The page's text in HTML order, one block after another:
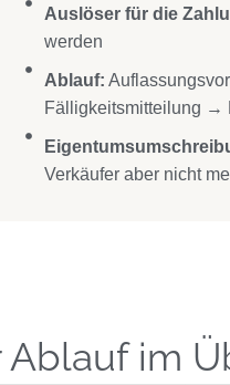
Auslöser für die
werden
Ablauf:
Fälligkeitsmitteilung →
Verkäufer aber nicht
Ablauf im